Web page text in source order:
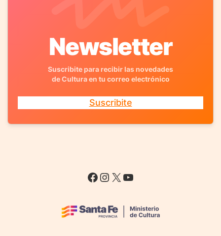
Newsletter
Suscribite para recibir las novedades
de Cultura en tu correo electrónico
Suscribite
Facebook
Instagram
X YouTube